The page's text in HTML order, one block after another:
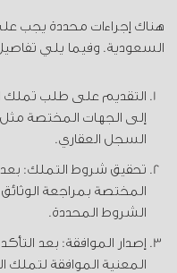
هناك إجراءات محددة يجب
السعودية. وفيما يلي تفاصيل
التقديم على طلب تملك
إلى الجهات المختصة مثل
السجل العقاري.
تحقيق شروط التملك:
المختصة بمراجعة
الشروط المحددة.
إصدار الموافقة: بعد
المعنية الموافقة لتملك